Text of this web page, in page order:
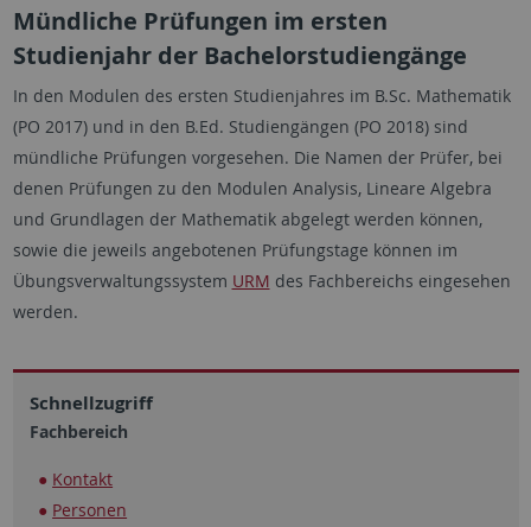
Mündliche Prüfungen im ersten
Studienjahr der Bachelorstudiengänge
In den Modulen des ersten Studienjahres im B.Sc. Mathematik
(PO 2017) und in den B.Ed. Studiengängen (PO 2018) sind
mündliche Prüfungen vorgesehen. Die Namen der Prüfer, bei
denen Prüfungen zu den Modulen Analysis, Lineare Algebra
und Grundlagen der Mathematik abgelegt werden können,
sowie die jeweils angebotenen Prüfungstage können im
Übungsverwaltungssystem URM des Fachbereichs eingesehen
werden.
Schnellzugriff
Fachbereich
Kontakt
Personen